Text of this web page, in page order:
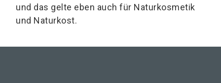
und das gelte eben auch für Naturkosmetik
und Naturkost.